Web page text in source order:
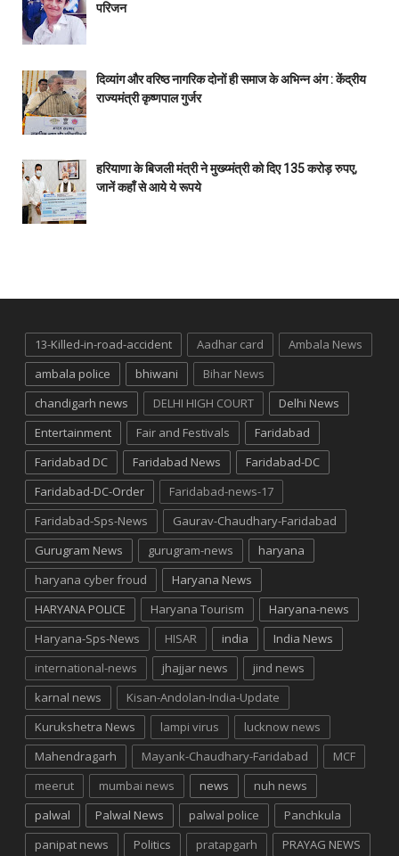
परिजन
दिव्यांग और वरिष्ठ नागरिक दोनों ही समाज के अभिन्न अंग : केंद्रीय
राज्यमंत्री कृष्णपाल गुर्जर
हरियाणा के बिजली मंत्री ने मुख्य्मंत्री को दिए 135 करोड़ रुपए,
जानें कहाँ से आये ये रूपये
13-Killed-in-road-accident Aadhar card
Ambala News
ambala police
bhiwani
Bihar News
chandigarh news
DELHI HIGH COURT
Delhi News
Entertainment
Fair and Festivals
Faridabad
Faridabad DC
Faridabad News
Faridabad-DC
Faridabad-DC-Order
Faridabad-news-17
Faridabad-Sps-News
Gaurav-Chaudhary-Faridabad
Gurugram News
gurugram-news
haryana
haryana cyber froud
Haryana News
HARYANA POLICE
Haryana Tourism
Haryana-news
Haryana-Sps-News
HISAR india
India News
international-news
jhajjar news
jind news
karnal news
Kisan-Andolan-India-Update
Kurukshetra News
lampi virus
lucknow news
Mahendragarh
Mayank-Chaudhary-Faridabad
MCF
meerut
mumbai news news
nuh news
palwal
Palwal News palwal police
Panchkula
panipat news
Politics pratapgarh PRAYAG NEWS